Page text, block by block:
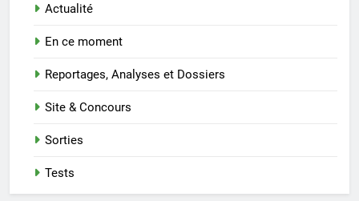
Actualité
En ce moment
Reportages, Analyses et Dossiers
Site & Concours
Sorties
Tests